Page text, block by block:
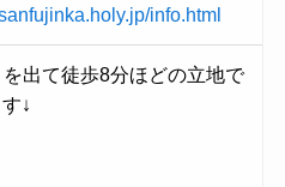
info.html
出て徒歩8分ほどの立地で
す↓